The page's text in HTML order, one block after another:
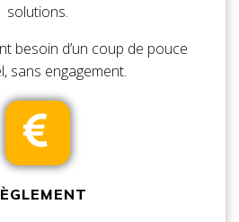
solutions.
besoin d’un coup de pouce
sans engagement.